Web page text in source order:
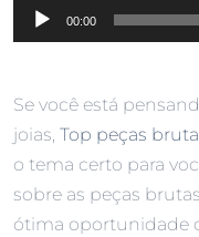
Tocador
de
00:00
Se você está
joias, Top peças
o tema certo para
sobre as peças
ótima oportunidade